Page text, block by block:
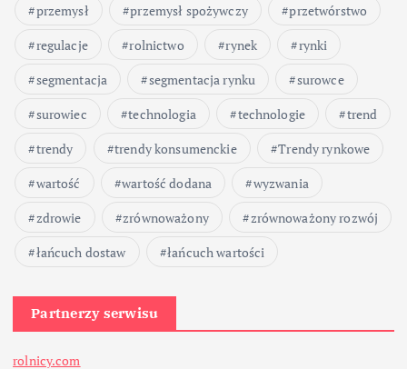
przemysł
przemysł spożywczy
przetwórstwo
regulacje
rolnictwo rynek
rynki
segmentacja
segmentacja rynku
surowce
surowiec
technologia technologie
trend
trendy
trendy konsumenckie
Trendy rynkowe
wartość
wartość dodana
wyzwania
zdrowie
zrównoważony
zrównoważony rozwój
łańcuch dostaw
łańcuch wartości
Partnerzy serwisu
rolnicy.com